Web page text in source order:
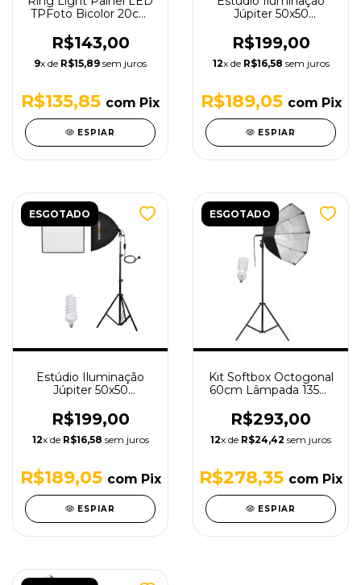
TPFoto Bicolor 20cm
e Tripé 1,9m - RL-11
R$143,00
9x de R$15,89 sem juros
R$135,85 com Pix
ESPIAR
Júpiter 50x50
220v
R$199,00
12x de R$16,58 sem juros
R$189,05 com Pix
ESPIAR
ESGOTADO
Estúdio Iluminação
Júpiter 50x50
110v
R$199,00
12x de R$16,58 sem juros
R$189,05 com Pix
ESPIAR
ESGOTADO
Kit Softbox Octogonal
60cm Lâmpada 135W
R$293,00
12x de R$24,42 sem juros
R$278,35 com Pix
ESPIAR